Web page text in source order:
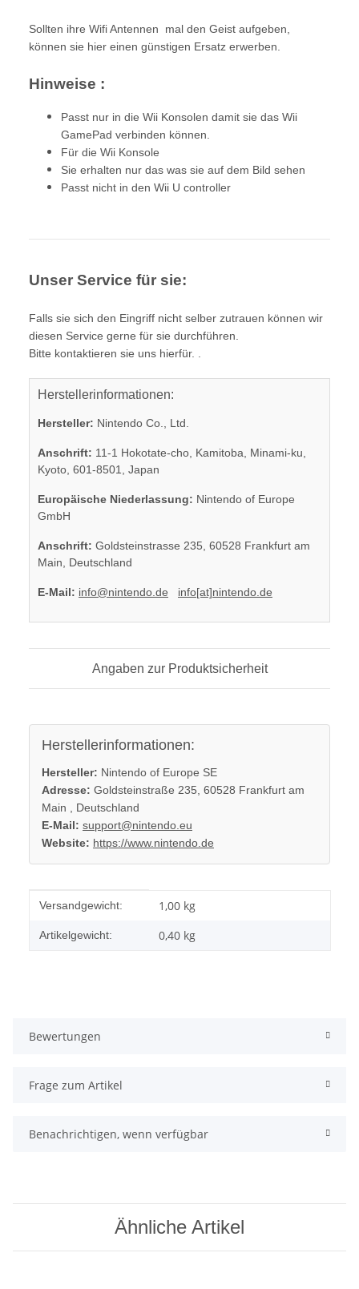
Sollten ihre Wifi Antennen mal den Geist aufgeben,
können sie hier einen günstigen Ersatz erwerben.
Hinweise :
Passt nur in die Wii Konsolen damit sie das Wii
GamePad verbinden können.
Für die Wii Konsole
Sie erhalten nur das was sie auf dem Bild sehen
Passt nicht in den Wii U controller
Unser Service für sie:
Falls sie sich den Eingriff nicht selber zutrauen können wir
diesen Service gerne für sie durchführen.
Bitte kontaktieren sie uns hierfür. .
Herstellerinformationen:
Hersteller: Nintendo Co., Ltd.
Anschrift: 11-1 Hokotate-cho, Kamitoba, Minami-ku,
Kyoto, 601-8501, Japan
Europäische Niederlassung: Nintendo of Europe
GmbH
Anschrift: Goldsteinstrasse 235, 60528 Frankfurt am
Main, Deutschland
E-Mail: info@nintendo.de info[at]nintendo.de
Angaben zur Produktsicherheit
Herstellerinformationen:
Hersteller: Nintendo of Europe SE
Adresse: Goldsteinstraße 235, 60528 Frankfurt am
Main , Deutschland
E-Mail: support@nintendo.eu
Website: https://www.nintendo.de
Produkteigenschaft
Wert
Versandgewicht: 1,00 kg
Artikelgewicht: 0,40 kg
Bewertungen
Frage zum Artikel
Benachrichtigen, wenn verfügbar
Ähnliche Artikel